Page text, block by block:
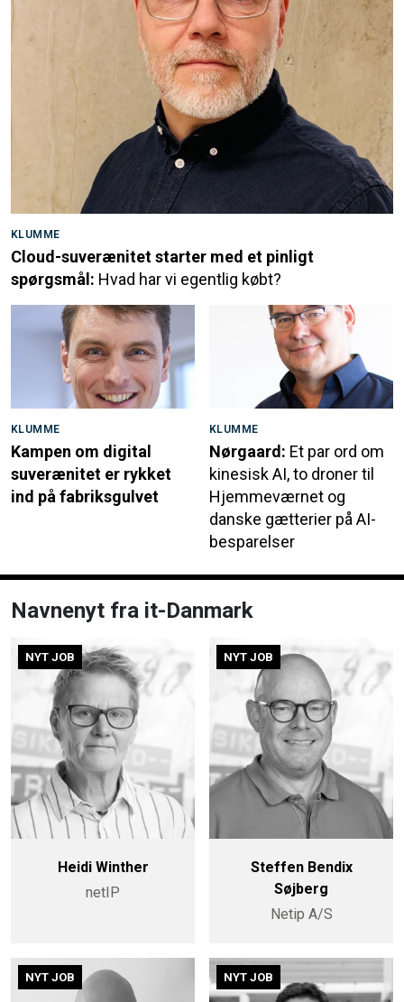
KLUMME
Cloud-suverænitet starter med et pinligt
spørgsmål: Hvad har vi egentlig købt?
KLUMME
Kampen om digital
suverænitet er rykket
ind på fabriksgulvet
KLUMME
Nørgaard: Et par ord om
kinesisk AI, to droner til
Hjemmeværnet og
danske gætterier på AI-
besparelser
Navnenyt fra it-Danmark
NYT JOB
Heidi Winther
netIP
NYT JOB
Steffen Bendix
Søjberg
Netip A/S
NYT JOB NYT JOB